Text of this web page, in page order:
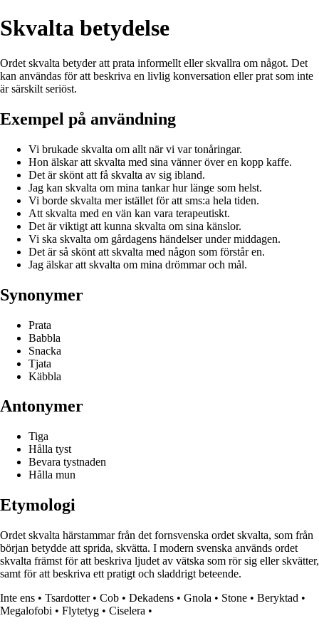
Skvalta betydelse
Ordet skvalta betyder att prata informellt eller skvallra om något. Det
kan användas för att beskriva en livlig konversation eller prat som inte
är särskilt seriöst.
Exempel på användning
Vi brukade skvalta om allt när vi var tonåringar.
Hon älskar att skvalta med sina vänner över en kopp kaffe.
Det är skönt att få skvalta av sig ibland.
Jag kan skvalta om mina tankar hur länge som helst.
Vi borde skvalta mer istället för att sms:a hela tiden.
Att skvalta med en vän kan vara terapeutiskt.
Det är viktigt att kunna skvalta om sina känslor.
Vi ska skvalta om gårdagens händelser under middagen.
Det är så skönt att skvalta med någon som förstår en.
Jag älskar att skvalta om mina drömmar och mål.
Synonymer
Prata
Babbla
Snacka
Tjata
Käbbla
Antonymer
Tiga
Hålla tyst
Bevara tystnaden
Hålla mun
Etymologi
Ordet skvalta härstammar från det fornsvenska ordet skvalta, som från
början betydde att sprida, skvätta. I modern svenska används ordet
skvalta främst för att beskriva ljudet av vätska som rör sig eller skvätter,
samt för att beskriva ett pratigt och sladdrigt beteende.
Inte ens • Tsardotter• Cob • Dekadens • Gnola • Stone • Beryktad •
Megalofobi • Flytetyg • Ciselera •